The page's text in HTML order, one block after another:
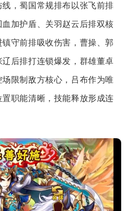
，蜀国常规排布以张飞前排
加护盾、关羽赵云后排双核
守前排吸收伤害，曹操、郭
后排打连锁爆发，群雄董卓
限制敌方核心，吕布作为唯
职能清晰，技能释放形成连